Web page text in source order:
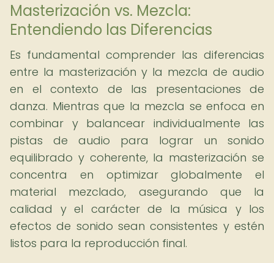
Masterización vs. Mezcla:
Entendiendo las Diferencias
Es fundamental comprender las diferencias
entre la masterización y la mezcla de audio
en el contexto de las presentaciones de
danza. Mientras que la mezcla se enfoca en
combinar y balancear individualmente las
pistas de audio para lograr un sonido
equilibrado y coherente, la masterización se
concentra en optimizar globalmente el
material mezclado, asegurando que la
calidad y el carácter de la música y los
efectos de sonido sean consistentes y estén
listos para la reproducción final.